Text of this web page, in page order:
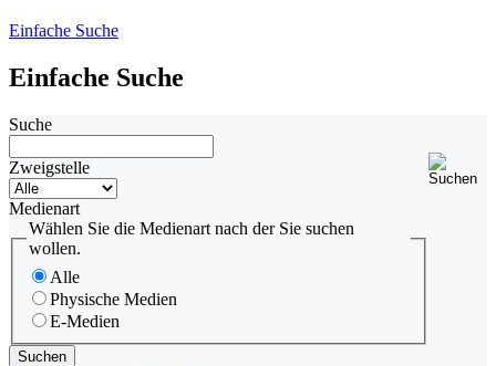
Einfache Suche
Einfache Suche
Suche
Zweigstelle
Medienart
Wählen Sie die Medienart nach der Sie suchen
wollen.
Alle
Physische Medien
E-Medien